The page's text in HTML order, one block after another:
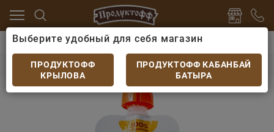
Детский сок, вода, пюре, смузи
Пюре Агуша Яблоко дой-пак 90гр
Выберите удобный для себя магазин
ПРОДУКТОФФ
КРЫЛОВА
ПРОДУКТОФФ КАБАНБАЙ
БАТЫРА